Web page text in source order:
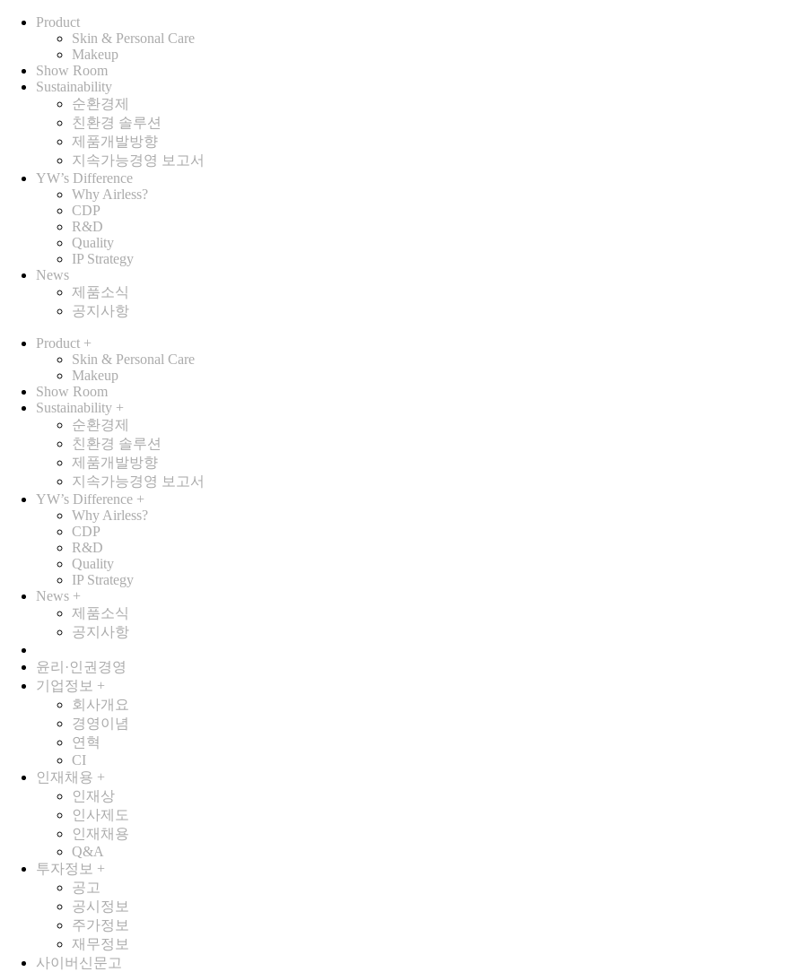
Product
Skin & Personal Care
Makeup
Show Room
Sustainability
순환경제
친환경 솔루션
제품개발방향
지속가능경영 보고서
YW’s Difference
Why Airless?
CDP
R&D
Quality
IP Strategy
News
제품소식
공지사항
Product +
Skin & Personal Care
Makeup
Show Room
Sustainability +
순환경제
친환경 솔루션
제품개발방향
지속가능경영 보고서
YW’s Difference +
Why Airless?
CDP
R&D
Quality
IP Strategy
News +
제품소식
공지사항
윤리·인권경영
기업정보 +
회사개요
경영이념
연혁
CI
인재채용 +
인재상
인사제도
인재채용
Q&A
투자정보 +
공고
공시정보
주가정보
재무정보
사이버신문고